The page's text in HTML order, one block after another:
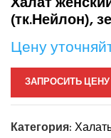
(тк.Нейлон),
Цену
ЗАПРОСИТЬ ЦЕНУ
Категория: